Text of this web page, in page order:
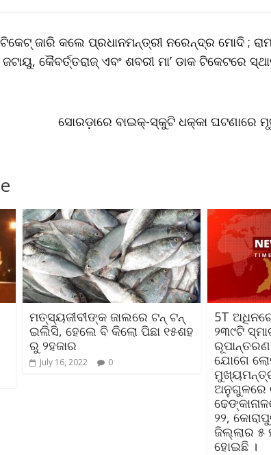
ଟିକେଟ୍‌ ଜାରି କଲେ ପ୍ରଧାନମନ୍ତ୍ରୀ ନରେନ୍ଦ୍ର ମୋଦି ;
କୈବର୍ତ୍ତରାଜ୍‌ ଏବଂ ଶବରୀ ମା’ ଡାକ ଟିକେଟରେ
ସୋରଡ଼ାରେ ବାଇକ୍-ସ୍କୁଟି ଧକ୍କା ଘଟଣାରେ
ମତ୍ସ୍ୟଜୀବୀଙ୍କ ଜାଲରେ ଟନ୍ ଟନ୍
ଇଲିସି, ହେଲେ ବି କିଲୋ ପିଛା ୧୫ଶହ
ରୁ ୨ହଜାର
July 16, 2022 0
5T
୨୩୯ଟି
ରୂପାନ୍ତରଣ
ଯୋଗେ
ଅନୁଗୁଳରେ
୨୨,
ଜିଲ୍ଲାର ୫
ହୋଇଛି ।